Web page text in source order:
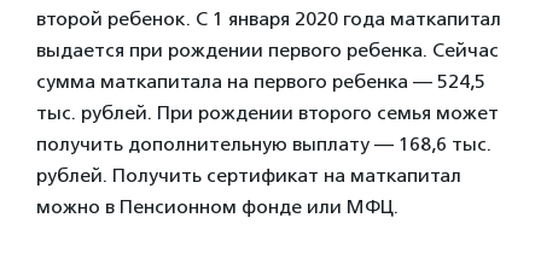
второй ребенок. С 1 января 2020 года маткапитал
выдается при рождении первого ребенка. Сейчас
сумма маткапитала на первого ребенка — 524,5
тыс. рублей. При рождении второго семья может
получить дополнительную выплату — 168,6 тыс.
рублей. Получить сертификат на маткапитал
можно в Пенсионном фонде или МФЦ.